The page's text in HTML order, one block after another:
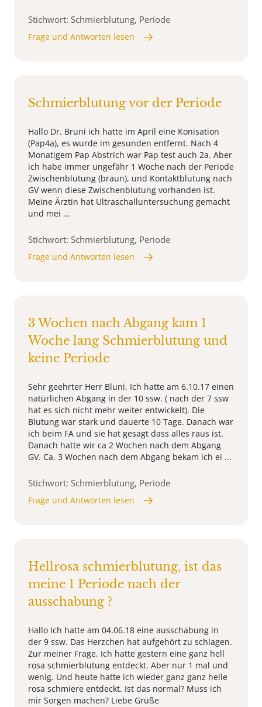
Stichwort: Schmierblutung, Periode
Frage und Antworten lesen
Schmierblutung vor der Periode
Hallo Dr. Bruni ich hatte im April eine Konisation
(Pap4a), es wurde im gesunden entfernt. Nach 4
Monatigem Pap Abstrich war Pap test auch 2a. Aber
ich habe immer ungefähr 1 Woche nach der Periode
Zwischenblutung (braun), und Kontaktblutung nach
GV wenn diese Zwischenblutung vorhanden ist.
Meine Ärztin hat Ultraschalluntersuchung gemacht
und mei ...
Stichwort: Schmierblutung, Periode
Frage und Antworten lesen
3 Wochen nach Abgang kam 1
Woche lang Schmierblutung und
keine Periode
Sehr geehrter Herr Bluni, Ich hatte am 6.10.17 einen
natürlichen Abgang in der 10 ssw. ( nach der 7 ssw
hat es sich nicht mehr weiter entwickelt). Die
Blutung war stark und dauerte 10 Tage. Danach war
ich beim FA und sie hat gesagt dass alles raus ist.
Danach hatte wir ca 2 Wochen nach dem Abgang
GV. Ca. 3 Wochen nach dem Abgang bekam ich ei ...
Stichwort: Schmierblutung, Periode
Frage und Antworten lesen
Hellrosa schmierblutung, ist das
meine 1 Periode nach der
ausschabung ?
Hallo Ich hatte am 04.06.18 eine ausschabung in
der 9 ssw. Das Herzchen hat aufgehört zu schlagen.
Zur meiner Frage. Ich hatte gestern eine ganz hell
rosa schmierblutung entdeckt. Aber nur 1 mal und
wenig. Und heute hatte ich wieder ganz ganz helle
rosa schmiere entdeckt. Ist das normal? Muss ich
mir Sorgen machen? Liebe Grüße